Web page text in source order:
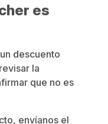
es
descuento
la
que no es
envíanos el